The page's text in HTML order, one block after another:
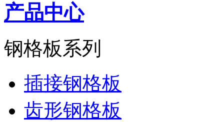
产品中心
钢格板系列
插接钢格板
齿形钢格板